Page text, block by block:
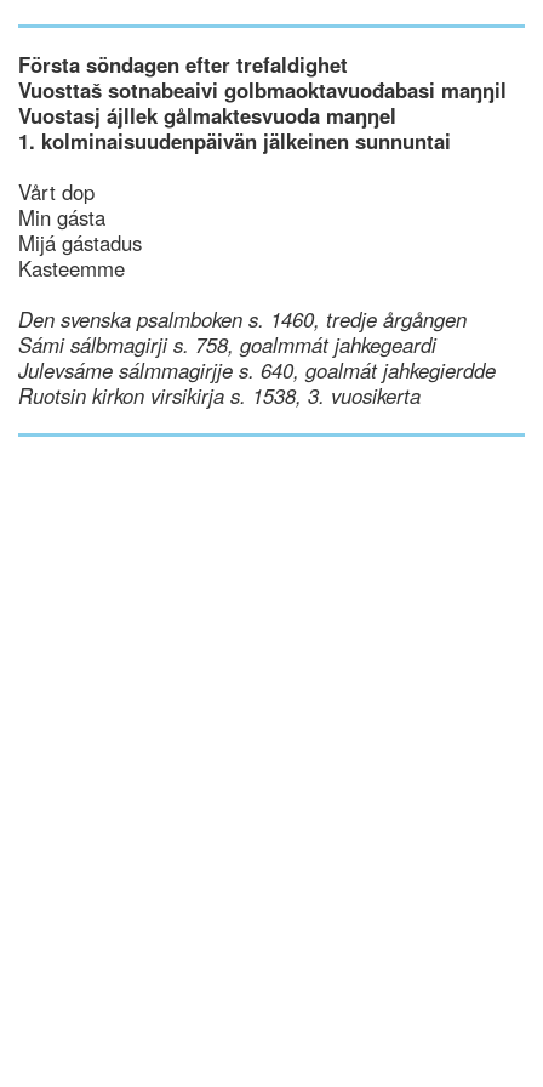
Första söndagen efter trefaldighet
Vuosttaš sotnabeaivi golbmaoktavuođabasi maŋŋil
Vuostasj ájllek gålmaktesvuoda maŋŋel
1. kolminaisuudenpäivän jälkeinen sunnuntai
Vårt dop
Min gásta
Mijá gástadus
Kasteemme
Den svenska psalmboken s. 1460, tredje årgången
Sámi sálbmagirji s. 758, goalmmát jahkegeardi
Julevsáme sálmmagirjje s. 640, goalmát jahkegierdde
Ruotsin kirkon virsikirja s. 1538, 3. vuosikerta